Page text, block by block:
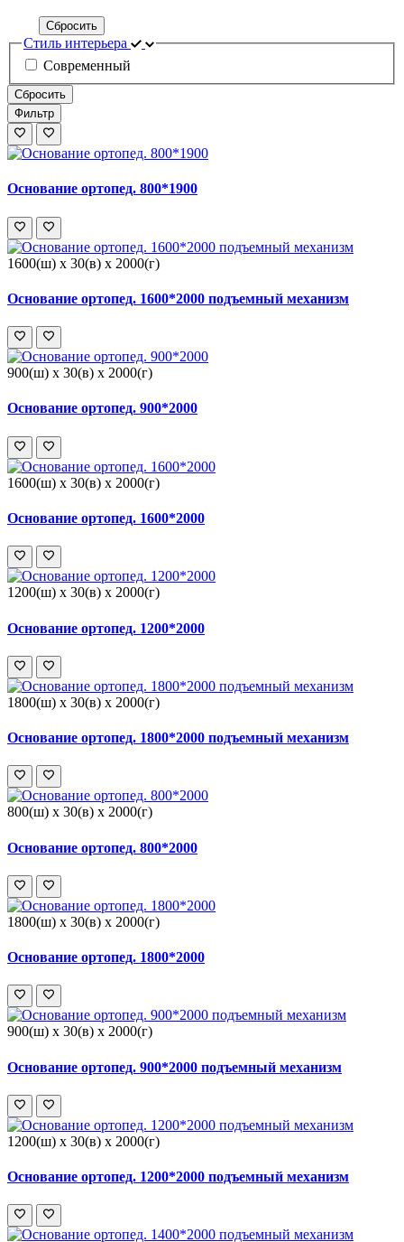
Сбросить
Стиль интерьера
Современный
Сбросить
Фильтр
Основание ортопед. 800*1900
1600(ш) x 30(в) x 2000(г)
Основание ортопед. 1600*2000 подъемный механизм
900(ш) x 30(в) x 2000(г)
Основание ортопед. 900*2000
1600(ш) x 30(в) x 2000(г)
Основание ортопед. 1600*2000
1200(ш) x 30(в) x 2000(г)
Основание ортопед. 1200*2000
1800(ш) x 30(в) x 2000(г)
Основание ортопед. 1800*2000 подъемный механизм
800(ш) x 30(в) x 2000(г)
Основание ортопед. 800*2000
1800(ш) x 30(в) x 2000(г)
Основание ортопед. 1800*2000
900(ш) x 30(в) x 2000(г)
Основание ортопед. 900*2000 подъемный механизм
1200(ш) x 30(в) x 2000(г)
Основание ортопед. 1200*2000 подъемный механизм